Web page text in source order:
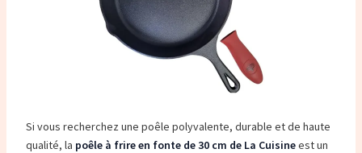
Si vous recherchez une poêle polyvalente, durable et de haute
qualité, la poêle à frire en fonte de 30 cm de La Cuisineest un